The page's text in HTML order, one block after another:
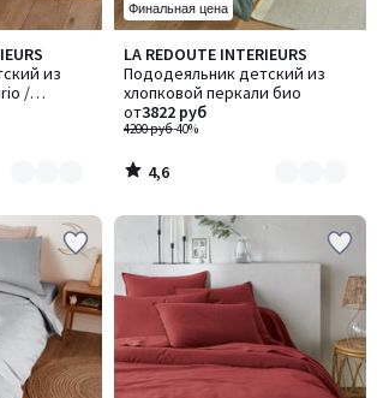
из
/
Финальная цена
LA REDOUTE INTERIEURS
Пододеяльник детский из
хлопковой перкали био
4200 руб-40%
от3822 руб
4,6
/ 5
Количество
цветов:
5
4,6
/